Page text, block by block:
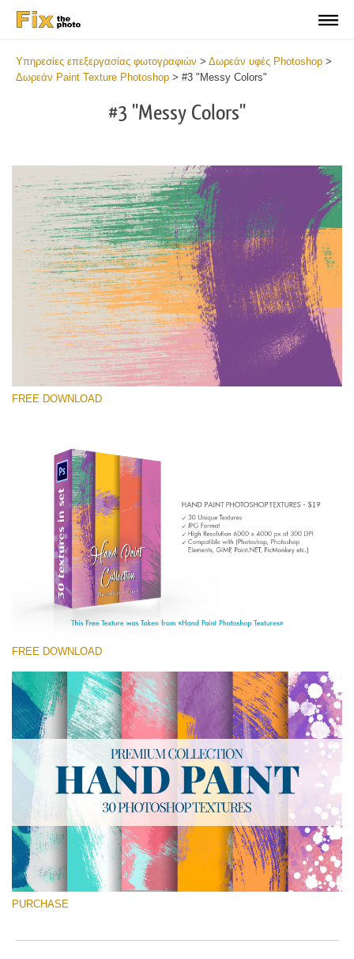
Υπηρεσίες επεξεργασίας φωτογραφιών > Δωρεάν υφές Photoshop >
Δωρεάν Paint Texture Photoshop > #3 "Messy Colors"
#3 "Messy Colors"
Please select
Free Photoshop Texture #3 Small 800*533px
Hand Painted
(30 Textures)
Large 6000*4000px
Entire Collection
Free download
FREE DOWNLOAD
FREE DOWNLOAD
PURCHASE